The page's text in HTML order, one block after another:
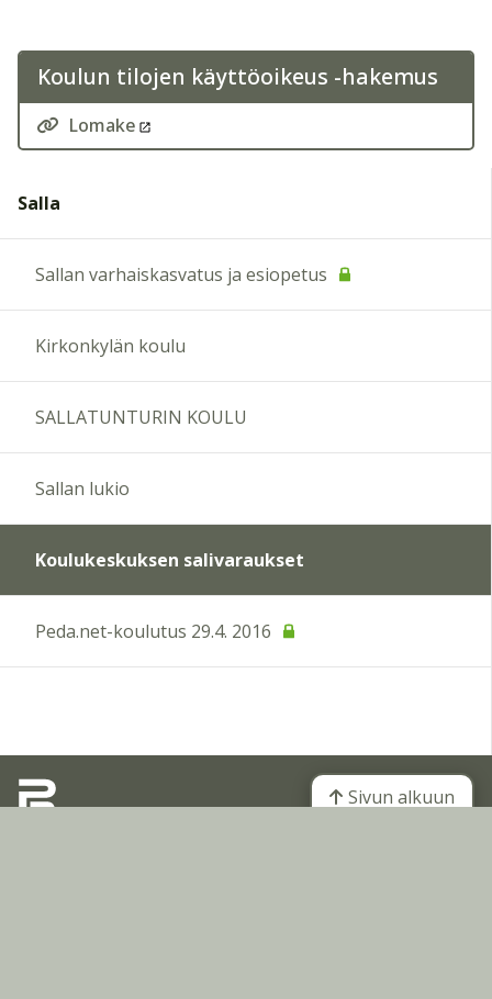
Koulun tilojen käyttöoikeus -hakemus
Lomake
Salla
Sallan varhaiskasvatus ja esiopetus
Kirkonkylän koulu
SALLATUNTURIN KOULU
Sallan lukio
Koulukeskuksen salivaraukset
Peda.net-koulutus 29.4. 2016
Sivun alkuun